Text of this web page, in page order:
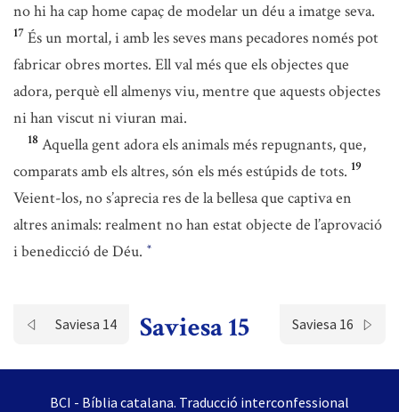
no hi ha cap home capaç de modelar un déu a imatge seva.
17 És un mortal, i amb les seves mans pecadores només pot
fabricar obres mortes. Ell val més que els objectes que
adora, perquè ell almenys viu, mentre que aquests objectes
ni han viscut ni viuran mai.
18 Aquella gent adora els animals més repugnants, que,
comparats amb els altres, són els més estúpids de tots. 19
Veient-los, no s’aprecia res de la bellesa que captiva en
altres animals: realment no han estat objecte de l’aprovació
i benedicció de Déu. *
Saviesa 14 Saviesa 15 Saviesa 16
BCI - Bíblia catalana. Traducció interconfessional